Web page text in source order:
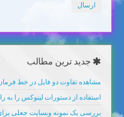
ارسال
جدید ترین مطالب
مشاهده تفاوت دو فایل در خط
استفاده از دستورات لینوکس را به
بررسی یک نمونه وبسایت جعلی